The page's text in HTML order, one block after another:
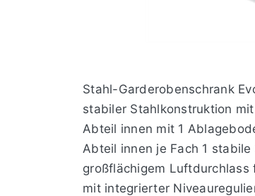
Stahl-Garderobenschrank
stabiler Stahlkonstruktion
Abteil innen mit 1
Abteil innen je Fach 1
großflächigem
mit integrierter